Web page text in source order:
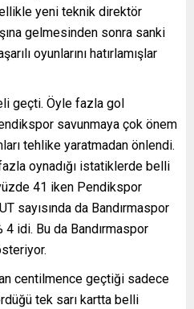
yeni teknik direktör
gelmesinden sonra sanki
oyunlarını hatırlamışlar
geçti. Öyle fazla gol
savunmaya çok önem
tehlike yaratmadan önlendi.
oynadığı istatiklerde belli
41 iken Pendikspor
sayısında da Bandırmaspor
idi. Bu da Bandırmaspor
centilmence geçtiği sadece
tek sarı kartta belli